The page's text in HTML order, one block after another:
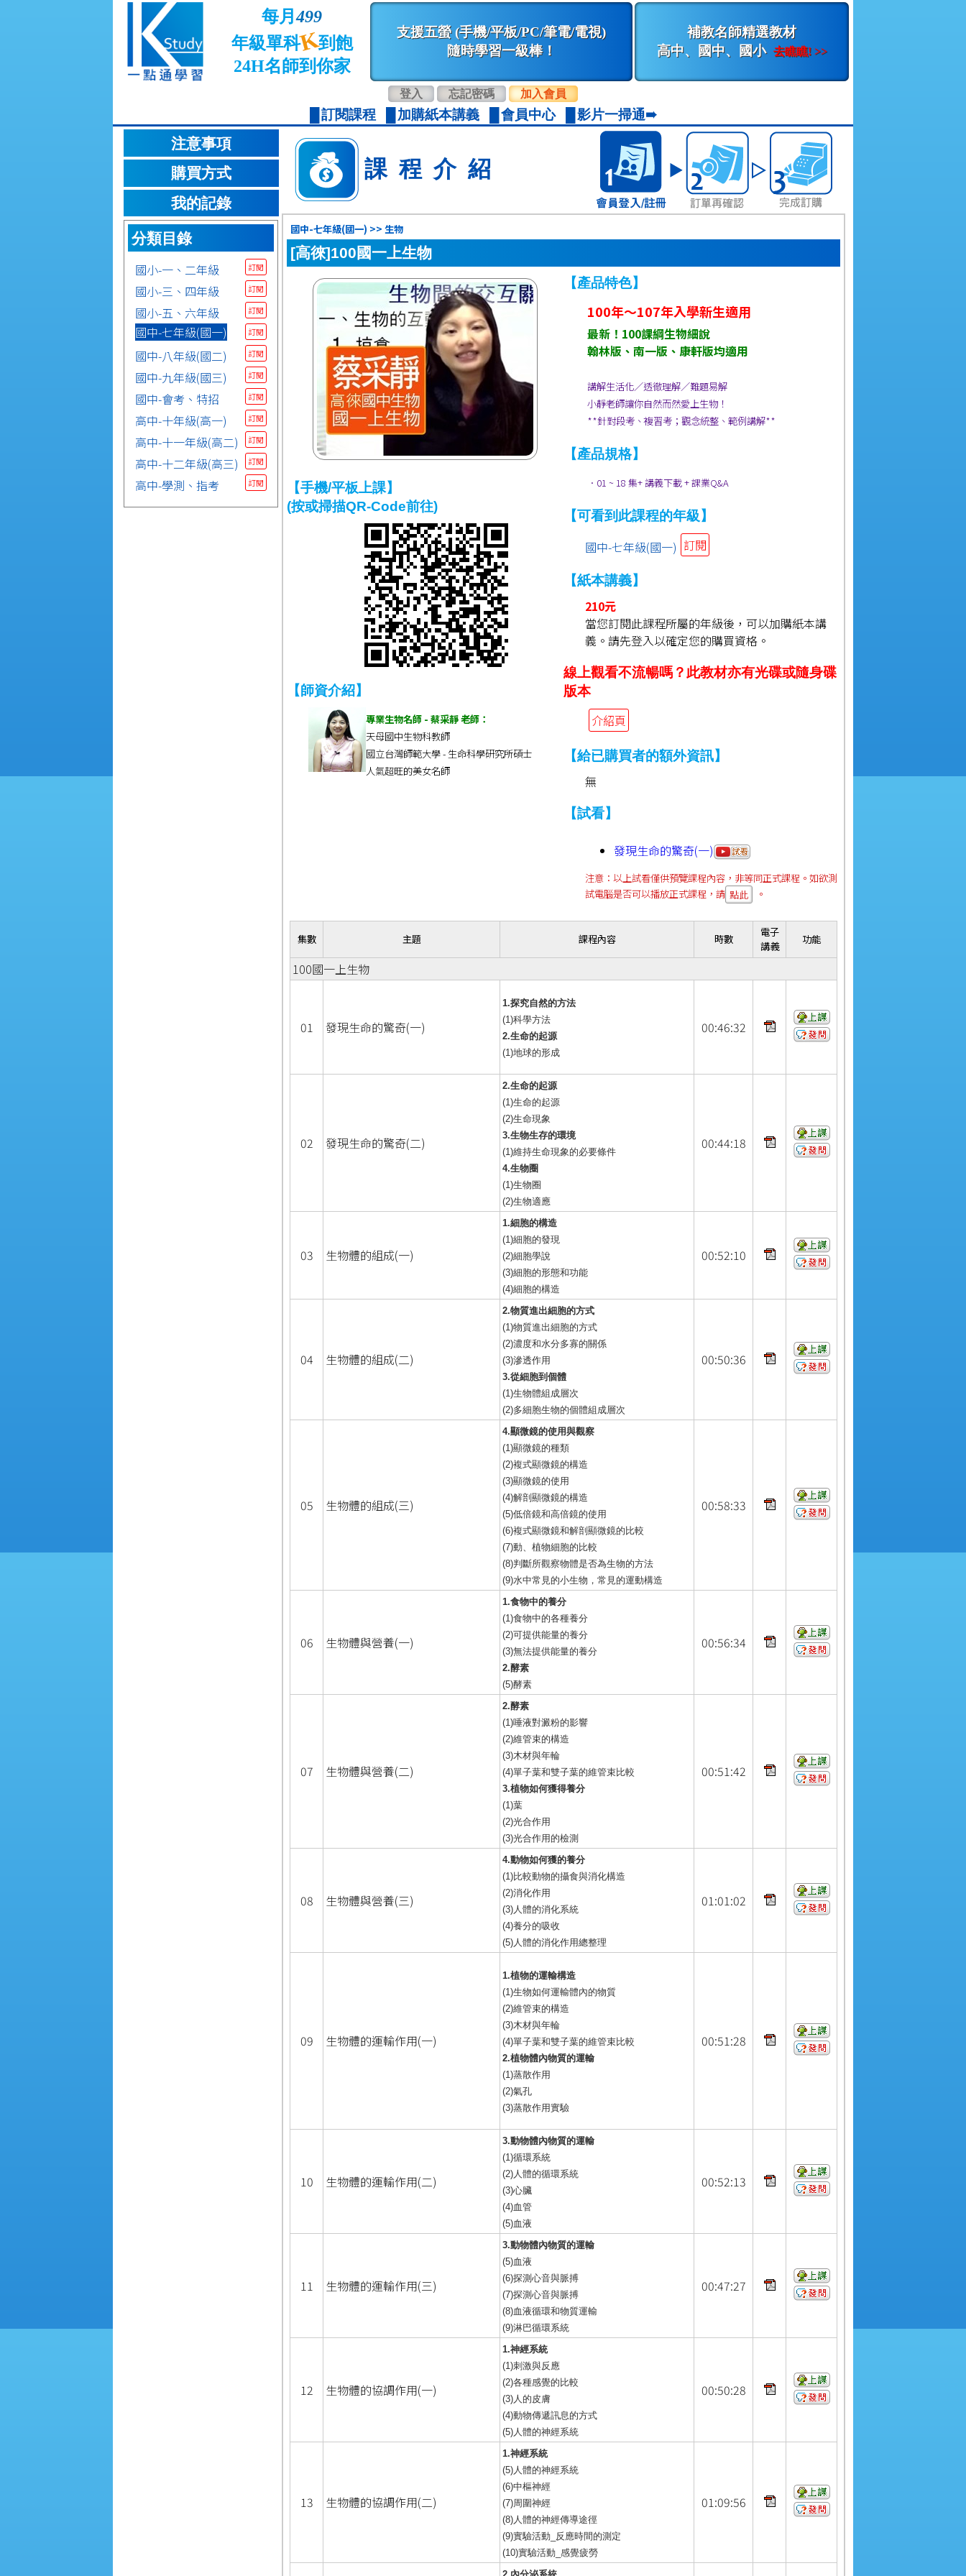
每月499
年級單科K到飽
24H名師到你家
支援五螢 (手機/平板/PC/筆電/電視)
隨時學習一級棒！
補教名師精選教材
高中、國中、國小 去瞧瞧! >>
登入 忘記密碼 加入會員
訂閱課程 加購紙本講義 會員中心 影片一掃通➠
注意事項
購買方式
我的記錄
分類目錄
國小-一、二年級
訂閱
國小-三、四年級 訂閱
國小-五、六年級 訂閱
國中-七年級(國一) 訂閱
國中-八年級(國二) 訂閱
國中-九年級(國三) 訂閱
國中-會考、特招 訂閱
高中-十年級(高一) 訂閱
高中-十一年級(高二) 訂閱
高中-十二年級(高三) 訂閱
高中-學測、指考 訂閱
課程介紹
國中-七年級(國一) >> 生物
[高徠]100國一上生物
【手機/平板上課】
(按或掃描QR-Code前往)
【師資介紹】
專業生物名師 - 蔡采靜 老師：
天母國中生物科教師
國立台灣師範大學 - 生命科學研究所碩士
人氣超旺的美女名師
【產品特色】
100年～107年入學新生適用
最新！100課綱生物細說
翰林版、南一版、康軒版均適用
講解生活化／透徹理解／難題易解
小靜老師讓你自然而然愛上生物！
**針對段考、複習考；觀念統整、範例講解**
【產品規格】
．01 ~ 18 集+ 講義下載 + 課業Q&A
【可看到此課程的年級】
國中-七年級(國一) 訂閱
【紙本講義】
210元
當您訂閱此課程所屬的年級後，可以加購紙本講
義。請先登入以確定您的購買資格。
線上觀看不流暢嗎？此教材亦有光碟或隨身碟
版本
介紹頁
【給已購買者的額外資訊】
無
【試看】
發現生命的驚奇(一)
注意：以上試看僅供預覽課程內容，非等同正式課程。如欲測
試電腦是否可以播放正式課程，請 點此 。
集數 主題 課程內容 時數
電子
講義
功能
100國一上生物
01 發現生命的驚奇(一)
1.探究自然的方法
(1)科學方法
2.生命的起源
(1)地球的形成
00:46:32
02 發現生命的驚奇(二)
2.生命的起源
(1)生命的起源
(2)生命現象
3.生物生存的環境
(1)維持生命現象的必要條件
4.生物圈
(1)生物圈
(2)生物適應
00:44:18
03 生物體的組成(一)
1.細胞的構造
(1)細胞的發現
(2)細胞學說
(3)細胞的形態和功能
(4)細胞的構造
00:52:10
04 生物體的組成(二)
2.物質進出細胞的方式
(1)物質進出細胞的方式
(2)濃度和水分多寡的關係
(3)滲透作用
3.從細胞到個體
(1)生物體組成層次
(2)多細胞生物的個體組成層次
00:50:36
05 生物體的組成(三)
4.顯微鏡的使用與觀察
(1)顯微鏡的種類
(2)複式顯微鏡的構造
(3)顯微鏡的使用
(4)解剖顯微鏡的構造
(5)低倍鏡和高倍鏡的使用
(6)複式顯微鏡和解剖顯微鏡的比較
(7)動、植物細胞的比較
(8)判斷所觀察物體是否為生物的方法
(9)水中常見的小生物，常見的運動構造
00:58:33
06 生物體與營養(一)
1.食物中的養分
(1)食物中的各種養分
(2)可提供能量的養分
(3)無法提供能量的養分
2.酵素
(5)酵素
00:56:34
07 生物體與營養(二)
2.酵素
(1)唾液對澱粉的影響
(2)維管束的構造
(3)木材與年輪
(4)單子葉和雙子葉的維管束比較
3.植物如何獲得養分
(1)葉
(2)光合作用
(3)光合作用的檢測
00:51:42
08 生物體與營養(三)
4.動物如何獲的養分
(1)比較動物的攝食與消化構造
(2)消化作用
(3)人體的消化系統
(4)養分的吸收
(5)人體的消化作用總整理
01:01:02
09 生物體的運輸作用(一)
1.植物的運輸構造
(1)生物如何運輸體內的物質
(2)維管束的構造
(3)木材與年輪
(4)單子葉和雙子葉的維管束比較
2.植物體內物質的運輸
(1)蒸散作用
(2)氣孔
(3)蒸散作用實驗
00:51:28
10 生物體的運輸作用(二)
3.動物體內物質的運輸
(1)循環系統
(2)人體的循環系統
(3)心臟
(4)血管
(5)血液
00:52:13
11 生物體的運輸作用(三)
3.動物體內物質的運輸
(5)血液
(6)探測心音與脈搏
(7)探測心音與脈搏
(8)血液循環和物質運輸
(9)淋巴循環系統
00:47:27
12 生物體的協調作用(一)
1.神經系統
(1)刺激與反應
(2)各種感覺的比較
(3)人的皮膚
(4)動物傳遞訊息的方式
(5)人體的神經系統
00:50:28
13 生物體的協調作用(二)
1.神經系統
(5)人體的神經系統
(6)中樞神經
(7)周圍神經
(8)人體的神經傳導途徑
(9)實驗活動_反應時間的測定
(10)實驗活動_感覺疲勞
01:09:56